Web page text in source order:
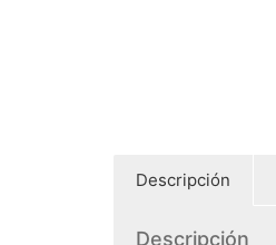
Descripción
Descripción